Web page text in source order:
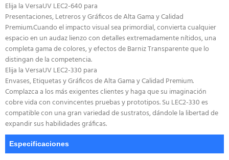
Elija la VersaUV LEC2-640 para
Presentaciones, Letreros y Gráficos de Alta Gama y Calidad
Premium.Cuando el impacto visual sea primordial, convierta cualquier
espacio en un audaz lienzo con detalles extremadamente nítidos, una
completa gama de colores, y efectos de Barniz Transparente que lo
distingan de la competencia.
Elija la VersaUV LEC2-330 para
Envases, Etiquetas y Gráficos de Alta Gama y Calidad Premium.
Complazca a los más exigentes clientes y haga que su imaginación
cobre vida con convincentes pruebas y prototipos. Su LEC2-330 es
compatible con una gran variedad de sustratos, dándole la libertad de
expandir sus habilidades gráficas.
Especificaciones